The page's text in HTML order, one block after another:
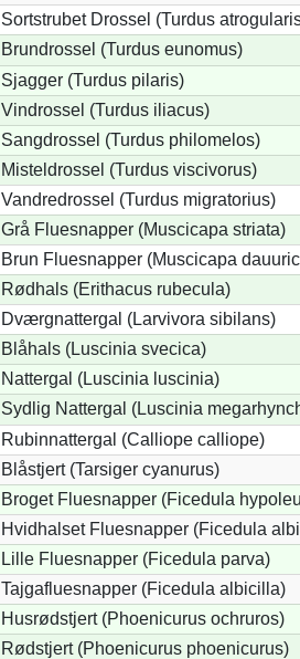
Sortstrubet Drossel (Turdus
Brundrossel (Turdus eunomus)
Sjagger (Turdus pilaris)
Vindrossel (Turdus iliacus)
Sangdrossel (Turdus philomelos)
Misteldrossel (Turdus viscivorus)
Vandredrossel (Turdus migratorius)
Grå Fluesnapper (Muscicapa striata)
Brun Fluesnapper (Muscicapa
Rødhals (Erithacus rubecula)
Dværgnattergal (Larvivora sibilans)
Blåhals (Luscinia svecica)
Nattergal (Luscinia luscinia)
Sydlig Nattergal (Luscinia
Rubinnattergal (Calliope calliope)
Blåstjert (Tarsiger cyanurus)
Broget Fluesnapper (Ficedula
Hvidhalset Fluesnapper (Ficedula
Lille Fluesnapper (Ficedula parva)
Tajgafluesnapper (Ficedula albicilla)
Husrødstjert (Phoenicurus ochruros)
Rødstjert (Phoenicurus phoenicurus)